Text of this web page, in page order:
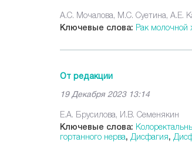
А.С. Мочалова, М.С. Суетина, А.Е.
Ключевые слова: Рак молочной
От редакции
19 Декабря 2023 13:14
Е.А. Брусилова, И.В. Семенякин
Ключевые слова:
гортанного нерва, Дисфагия,